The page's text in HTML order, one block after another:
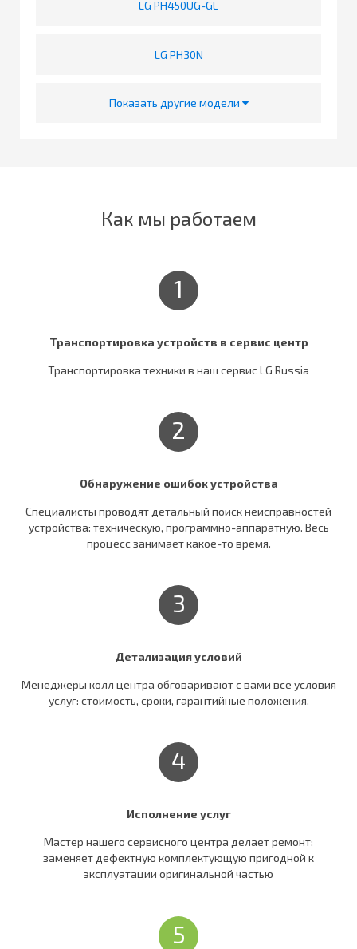
LG PH450UG-GL
LG PH30N
Показать другие модели
Как мы работаем
1
Транспортировка устройств в сервис центр
Транспортировка техники в наш сервис LG Russia
2
Обнаружение ошибок устройства
Специалисты проводят детальный поиск неисправностей
устройства: техническую, программно-аппаратную. Весь
процесс занимает какое-то время.
3
Детализация условий
Менеджеры колл центра обговаривают c вами все условия
услуг: стоимость, сроки, гарантийные положения.
4
Исполнение услуг
Мастер нашего сервисного центра делает ремонт:
заменяет дефектную комплектующую пригодной к
эксплуатации оригинальной частью
5